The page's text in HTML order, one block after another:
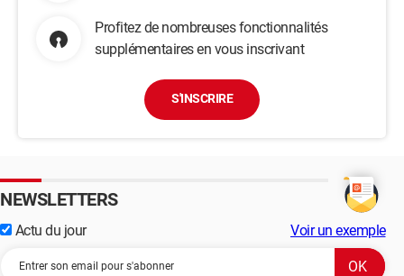
	left:0px;
	bottom:52.01px;
	left:1px;
	height:841px;
Profitez de nombreuses fonctionnalités
supplémentaires en vous inscrivant
S'INSCRIRE
NEWSLETTERS
Actu du jour Voir un exemple